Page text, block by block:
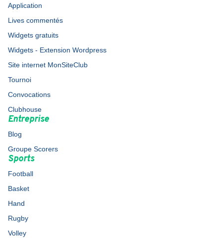
Application
Lives commentés
Widgets gratuits
Widgets - Extension Wordpress
Site internet MonSiteClub
Tournoi
Convocations
Clubhouse
Entreprise
Blog
Groupe Scorers
Sports
Football
Basket
Hand
Rugby
Volley